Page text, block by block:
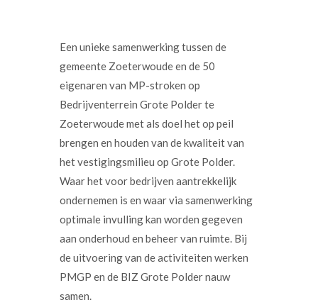
Een unieke samenwerking tussen de
gemeente Zoeterwoude en de 50
eigenaren van MP-stroken op
Bedrijventerrein Grote Polder te
Zoeterwoude met als doel het op peil
brengen en houden van de kwaliteit van
het vestigingsmilieu op Grote Polder.
Waar het voor bedrijven aantrekkelijk
ondernemen is en waar via samenwerking
optimale invulling kan worden gegeven
aan onderhoud en beheer van ruimte. Bij
de uitvoering van de activiteiten werken
PMGP en de BIZ Grote Polder nauw
samen.